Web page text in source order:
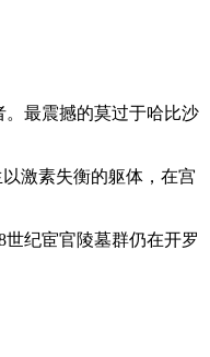
最震撼的莫过于哈比沙
激素失衡的躯体，在宫
纪宦官陵墓群仍在开罗